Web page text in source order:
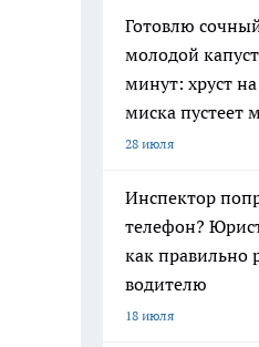
Готовлю
молодой
минут: хруст
миска пустеет
28 июля
Инспектор
телефон?
как правильно
водителю
18 июля